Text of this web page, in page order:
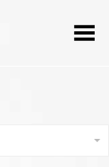
Menü umschalten